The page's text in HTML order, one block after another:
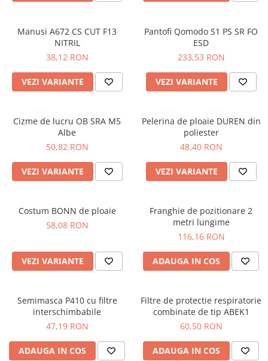
Manusi A672 CS CUT F13
NITRIL
38,12 RON
VEZI VARIANTE
Pantofi Qomodo S1 PS SR FO
ESD
233,53 RON
VEZI VARIANTE
Cizme de lucru OB SRA M5
Albe
50,82 RON
VEZI VARIANTE
Pelerina de ploaie DUREN din
poliester
48,40 RON
VEZI VARIANTE
Costum BONN de ploaie
58,08 RON
VEZI VARIANTE
Franghie de pozitionare 2
metri lungime
116,16 RON
ADAUGA IN COS
Semimasca P410 cu filtre
interschimbabile
47,19 RON
ADAUGA IN COS
Filtre de protectie respiratorie
combinate de tip ABEK1
60,50 RON
ADAUGA IN COS